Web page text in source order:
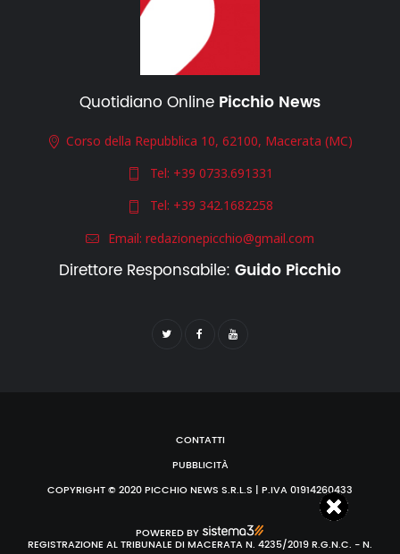
Quotidiano Online Picchio News
Corso della Repubblica 10, 62100, Macerata (MC)
Tel: +39 0733.691331
Tel: +39 342.1682258
Email: redazionepicchio@gmail.com
Direttore Responsabile: Guido Picchio
CONTATTI
PUBBLICITÀ
COPYRIGHT © 2020 PICCHIO NEWS S.R.L.S | P.IVA 01914260433
POWERED BY
REGISTRAZIONE AL TRIBUNALE DI MACERATA N. 4235/2019 R.G.N.C. - N.